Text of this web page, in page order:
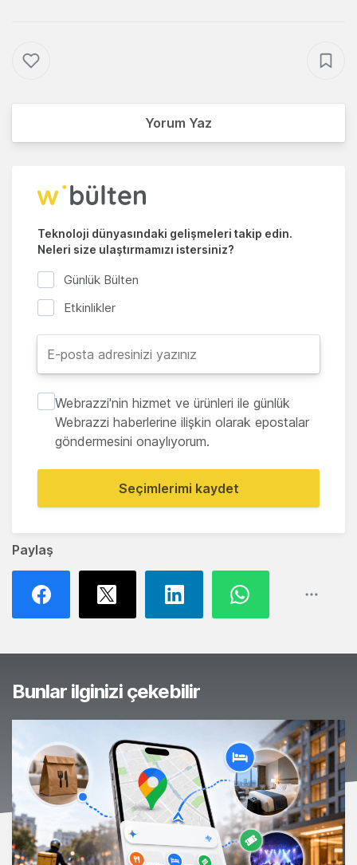
Paylaş
Yorum Yaz
Teknoloji dünyasındaki gelişmeleri takip edin.
Neleri size ulaştırmamızı istersiniz?
Günlük Bülten
Etkinlikler
Webrazzi'nin hizmet ve ürünleri ile günlük
Webrazzi haberlerine ilişkin olarak epostalar
göndermesini onaylıyorum.
Seçimlerimi kaydet
Bunlar ilginizi çekebilir